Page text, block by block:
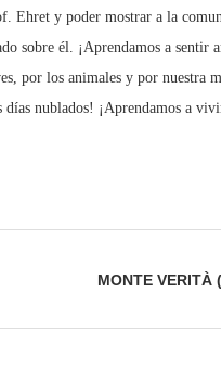
Ehret y poder mostrar a la
sobre él. ¡Aprendamos a
por los animales y por nuestra
nublados! ¡Aprendamos a
MONTE VERITÀ